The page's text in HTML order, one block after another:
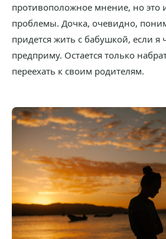
противоположное мнение, но это
проблемы. Дочка, очевидно,
придется жить с бабушкой, если я
предприму. Остается только
переехать к своим родителям.